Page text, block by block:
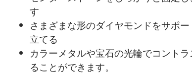
す
さまざまな形のダイヤモンドをサポー
立てる
カラーメタルや宝石の光輪でコント
ることができます。